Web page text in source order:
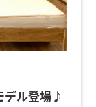
デル登場♪